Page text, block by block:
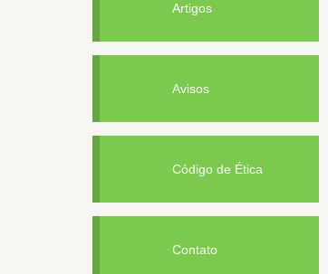
Artigos
Avisos
Código de Ética
Contato